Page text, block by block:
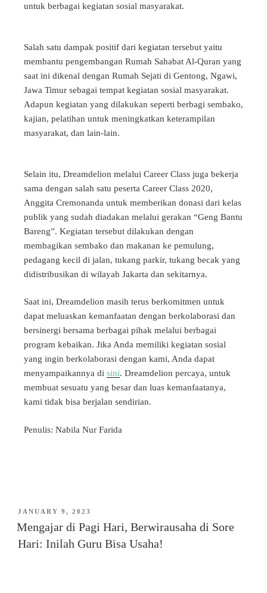
untuk berbagai kegiatan sosial masyarakat.
Salah satu dampak positif dari kegiatan tersebut yaitu
membantu pengembangan Rumah Sahabat Al-Quran yang
saat ini dikenal dengan Rumah Sejati di Gentong, Ngawi,
Jawa Timur sebagai tempat kegiatan sosial masyarakat.
Adapun kegiatan yang dilakukan seperti berbagi sembako,
kajian, pelatihan untuk meningkatkan keterampilan
masyarakat, dan lain-lain.
Selain itu, Dreamdelion melalui Career Class juga bekerja
sama dengan salah satu peserta Career Class 2020,
Anggita Cremonanda untuk memberikan donasi dari kelas
publik yang sudah diadakan melalui gerakan “Geng Bantu
Bareng”. Kegiatan tersebut dilakukan dengan
membagikan sembako dan makanan ke pemulung,
pedagang kecil di jalan, tukang parkir, tukang becak yang
didistribusikan di wilayah Jakarta dan sekitarnya.
Saat ini, Dreamdelion masih terus berkomitmen untuk
dapat meluaskan kemanfaatan dengan berkolaborasi dan
bersinergi bersama berbagai pihak melalui berbagai
program kebaikan. Jika Anda memiliki kegiatan sosial
yang ingin berkolaborasi dengan kami, Anda dapat
menyampaikannya di sini. Dreamdelion percaya, untuk
membuat sesuatu yang besar dan luas kemanfaatanya,
kami tidak bisa berjalan sendirian.
Penulis: Nabila Nur Farida
JANUARY 9, 2023
Mengajar di Pagi Hari, Berwirausaha di Sore
Hari: Inilah Guru Bisa Usaha!​